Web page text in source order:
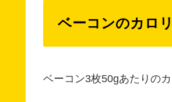
ベーコンのカロ
ベーコン3枚50gあたりの